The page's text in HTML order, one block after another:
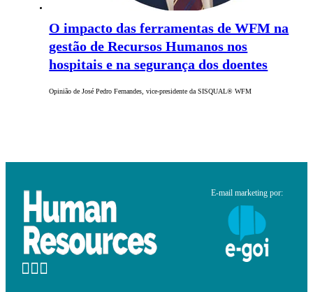
O impacto das ferramentas de WFM na
gestão de Recursos Humanos nos
hospitais e na segurança dos doentes
Opinião de José Pedro Fernandes, vice-presidente da SISQUAL® WFM
E-mail marketing por: